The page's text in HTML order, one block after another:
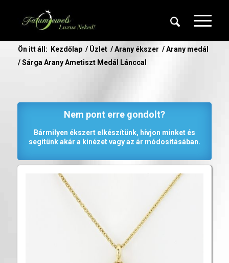
Ön itt áll: Kezdőlap / Üzlet / Arany ékszer / Arany medál
/ Sárga Arany Ametiszt Medál Lánccal
Nem pont erre gondolt?
Bármilyen ékszert elkészítünk, hívjon minket és
segítünk akár a kinézet vagy az ár módosításában.